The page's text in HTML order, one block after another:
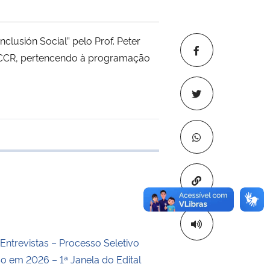
Copiar para
Social” pelo Prof. Peter
pertencendo à programação
transferência
– Processo Seletivo
em 2026 – 1ª Janela do Edital